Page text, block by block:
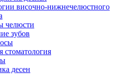
височно-нижнечелюстного
челюсти
зубов
стоматология
десен